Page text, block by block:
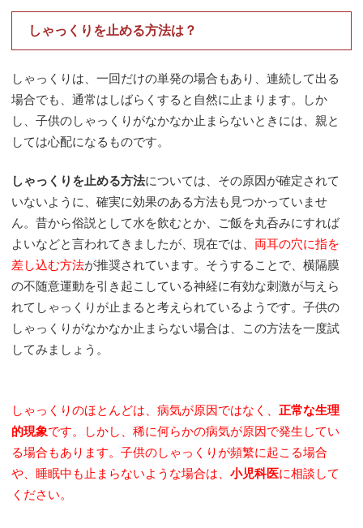
しゃっくりを止める方法は？
しゃっくりは、一回だけの単発の場合もあり、連続して出る
場合でも、通常はしばらくすると自然に止まります。しか
し、子供のしゃっくりがなかなか止まらないときには、親と
しては心配になるものです。
しゃっくりを止める方法については、その原因が確定されて
いないように、確実に効果のある方法も見つかっていませ
ん。昔から俗説として水を飲むとか、ご飯を丸呑みにすれば
よいなどと言われてきましたが、現在では、 両耳の穴に指を
差し込む方法が推奨されています。そうすることで、横隔膜
の不随意運動を引き起こしている神経に有効な刺激が与えら
れてしゃっくりが止まると考えられているようです。子供の
しゃっくりがなかなか止まらない場合は、この方法を一度試
してみましょう。
しゃっくりのほとんどは、病気が原因ではなく、正常な生理
的現象です。しかし、稀に何らかの病気が原因で発生してい
る場合もあります。子供のしゃっくりが頻繁に起こる場合
や、睡眠中も止まらないような場合は、小児科医に相談して
ください。